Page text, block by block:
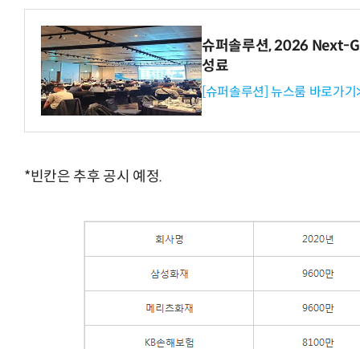
슈퍼솔루션, 2026 Next-
성료
[슈퍼솔루션] 뉴스룸 바로가기
*빈칸은 추후 공시 예정.